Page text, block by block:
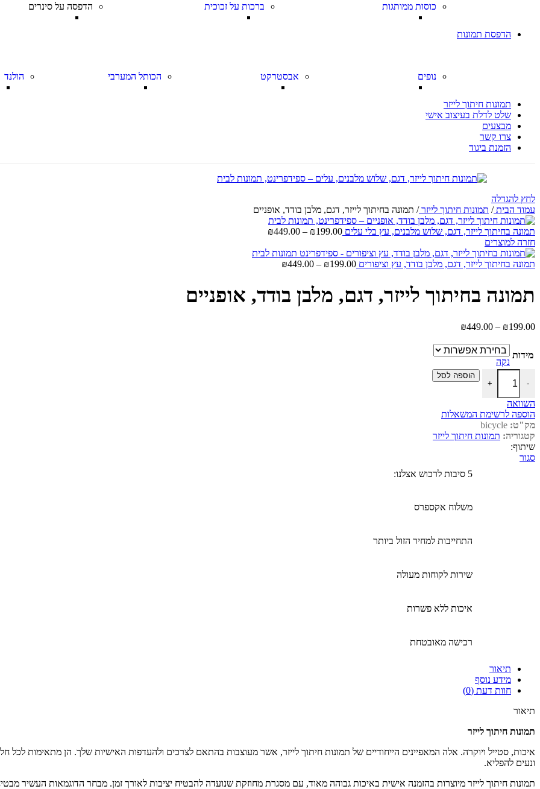
כוסות ממותגות ברכות על זכוכית הדפסה על סינרים
הדפסת תמונות
נופים אבסטרקט הכותל המערבי הולנד
תמונות חיתוך לייזר
שלט לדלת בעיצוב אישי
מבצעים
צרו קשר
הזמנת ביגוד
לחץ להגדלה
עמוד הבית/ תמונות חיתוך לייזר/ תמונה בחיתוך לייזר, דגם, מלבן בודד, אופניים
תמונה בחיתוך לייזר, דגם, שלוש מלבנים, עץ בלי עלים ₪199.00
–
₪449.00
חזרה למוצרים
תמונה בחיתוך לייזר, דגם, מלבן בודד, עץ וציפורים ₪199.00
–
₪449.00
תמונה בחיתוך לייזר, דגם, מלבן בודד, אופניים
₪199.00
–
₪449.00
מידות
נקה
-
+
הוספה לסל
השוואה
הוספה לרשימת המשאלות
מק"ט: bicycle
קטגוריה: תמונות חיתוך לייזר
שיתוף:
סגור
5 סיבות לרכוש אצלנו:
משלוח אקספרס
התחייבות למחיר הזול ביותר
שירות לקוחות מעולה
איכות ללא פשרות
רכישה מאובטחת
תיאור
מידע נוסף
חוות דעת (0)
תיאור
תמונות חיתוך לייזר
איכות, סטייל ויוקרה. אלה המאפיינים הייחודיים של תמונות חיתוך לייזר, אשר מעוצבות בהתאם לצרכים ולהעדפות האישיות שלך. הן מתאימות
ונעים להפליא.
תמונות חיתוך לייזר מיוצרות בהזמנה אישית באיכות גבוהה מאוד, עם מסגרת מחוזקת שנועדה להבטיח יציבות לאורך זמן. מבחר הדוגמאות העשיר